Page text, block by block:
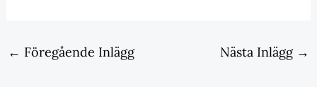
← Föregående Inlägg Nästa Inlägg →